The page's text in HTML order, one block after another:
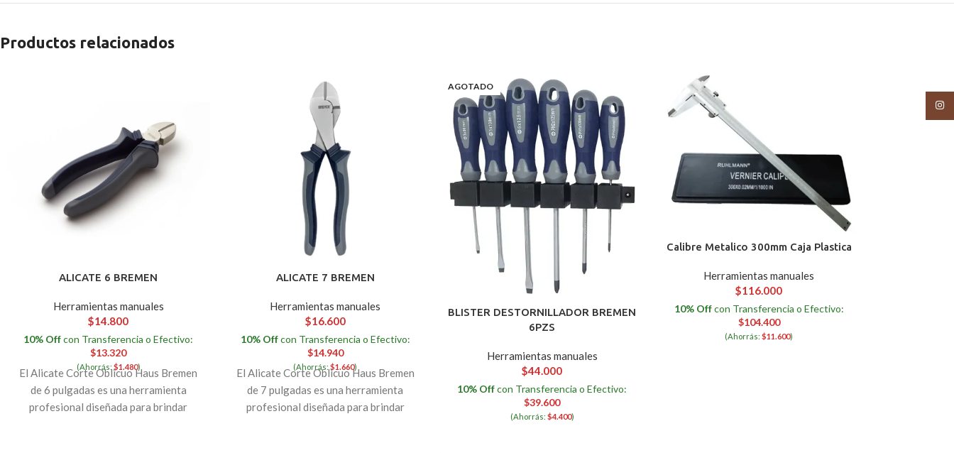
Productos relacionados
ALICATE 6 BREMEN
Herramientas manuales
$14.800
10% Offcon Transferencia o Efectivo:
$13.320
(Ahorrás: $1.480)
El Alicate Corte Oblicuo Haus Bremen
de 6 pulgadas es una herramienta
profesional diseñada para brindar
ALICATE 7 BREMEN
Herramientas manuales
$16.600
10% Offcon Transferencia o Efectivo:
$14.940
(Ahorrás:$1.660)
El Alicate Corte Oblicuo Haus Bremen
de 7 pulgadas es una herramienta
profesional diseñada para brindar
AGOTADO
BLISTER DESTORNILLADOR BREMEN
6PZS
Herramientas manuales
$44.000
10% Offcon Transferencia o Efectivo:
$39.600
(Ahorrás: $4.400)
Calibre Metalico 300mm Caja Plastica
Herramientas manuales
$116.000
10% Offcon Transferencia o Efectivo:
$104.400
(Ahorrás:$11.600)